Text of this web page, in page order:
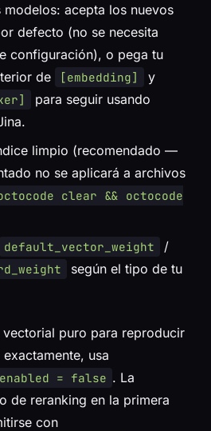
acepta los nuevos
defecto (no se necesita
configuración), o pega tu
de
[embedding] y
para seguir usando
limpio (recomendado —
no se aplicará a archivos
clear && octocode
default_vector_weight /
según el tipo de tu
vectorial puro para reproducir
usa
= false . La
de reranking en la primera
con